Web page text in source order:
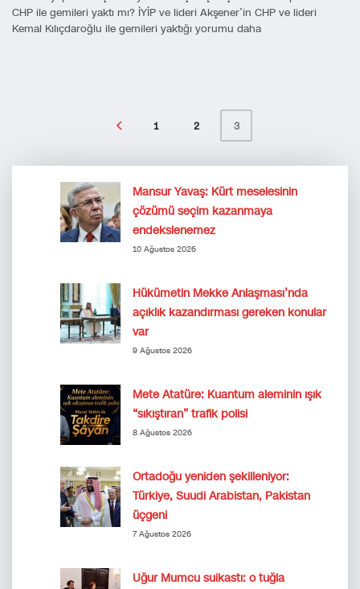
CHP ile gemileri yaktı mı? İYİP ve lideri Akşener’in CHP ve lideri
Kemal Kılıçdaroğlu ile gemileri yaktığı yorumu daha
1 2 3
Mansur Yavaş: Kürt meselesinin
çözümü seçim kazanmaya
endekslenemez
10 Ağustos 2026
Hükümetin Mekke Anlaşması’nda
açıklık kazandırması gereken konular
var
9 Ağustos 2026
Mete Atatüre: Kuantum aleminin ışık
“sıkıştıran” trafik polisi
8 Ağustos 2026
Ortadoğu yeniden şekilleniyor:
Türkiye, Suudi Arabistan, Pakistan
üçgeni
7 Ağustos 2026
Uğur Mumcu suikastı: o tuğla